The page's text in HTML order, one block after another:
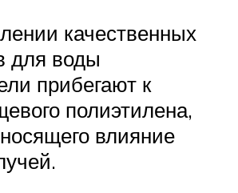
качественных
для воды
прибегают к
полиэтилена,
влияние